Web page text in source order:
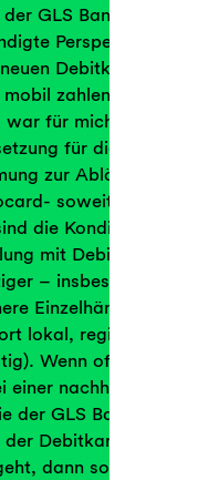
GLS Bank im Mai
Perspektive,
Debitkarte “ab
zahlen zu
war für mich
für die
zur Ablösung
soweit ich
die Konditionen
mit Debitkarte
– insbesondere
Einzelhändler
lokal, regional und
Wenn offenbar
einer nachhaltigen
der GLS Bank kein
Debitkarte
dann sollte auch